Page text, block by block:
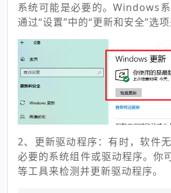
系统可能是必要的。Windows
通过“设置”中的“更新和安全”选项
2、更新驱动程序：有时，软件
必要的系统组件或驱动程序。你
等工具来检测并更新驱动程序。